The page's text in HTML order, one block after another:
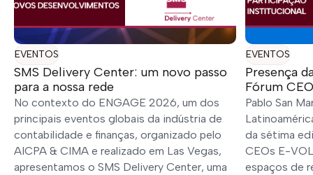
EVENTOS
SMS Delivery Center: um novo passo
para a nossa rede
No contexto do ENGAGE 2026, um dos
principais eventos globais da indústria de
contabilidade e finanças, organizado pelo
AICPA & CIMA e realizado em Las Vegas,
apresentamos o SMS Delivery Center, uma
EVENTOS
Presença
Fórum
Pablo San
da sétima
CEOs E-
espaços de